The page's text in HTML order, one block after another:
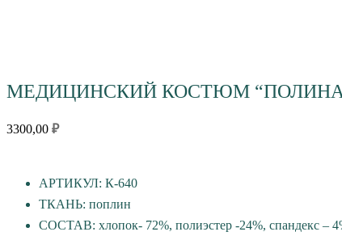
МЕДИЦИНСКИЙ КОСТЮМ
3300,00 ₽
АРТИКУЛ: К-640
ТКАНЬ: поплин
СОСТАВ: хлопок- 72%, полиэстер -24%, спандекс –